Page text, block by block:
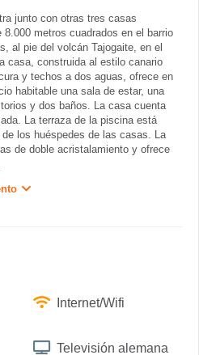
junto con otras tres casas
metros cuadrados en el barrio
al pie del volcán Tajogaite, en el
casa, construida al estilo canario
y techos a dos aguas, ofrece en
habitable una sala de estar, una
y dos baños. La casa cuenta
La terraza de la piscina está
los huéspedes de las casas. La
de doble acristalamiento y ofrece
Internet/Wifi
Televisión alemana